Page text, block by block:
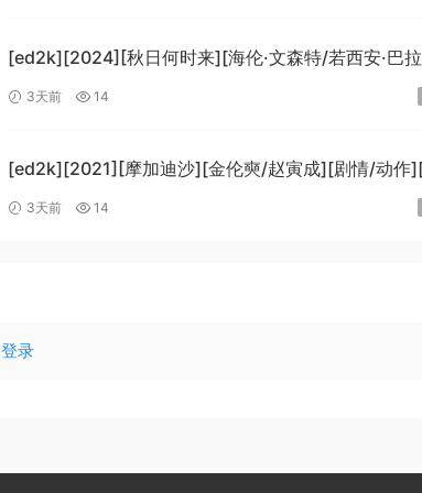
[ed2k][2024][秋日何时来][海伦·文森特/若西安·巴
科][剧情][中文字幕][MKV/7.09GiB]
3天前 14
[ed2k][2021][摩加迪沙][金伦奭/赵寅成][剧情/动作
字幕][MKV/11.47GiB][1080p.BluRay.x264.DTS-
3天前 14
登录